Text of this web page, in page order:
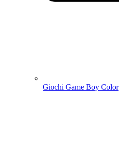
Giochi Game Boy Color